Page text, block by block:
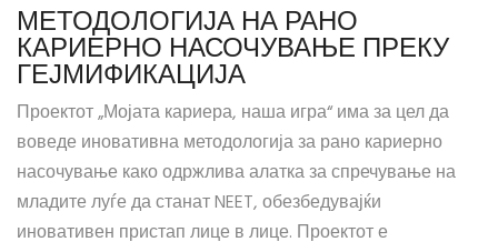
МЕТОДОЛОГИЈА НА РАНО
КАРИЕРНО НАСОЧУВАЊЕ ПРЕКУ
ГЕЈМИФИКАЦИЈА
Проектот „Мојата кариера, наша игра“ има за цел да
воведе иновативна методологија за рано кариерно
насочување како одржлива алатка за спречување на
младите луѓе да станат NEET, обезбедувајќи
иновативен пристап лице в лице. Проектот е